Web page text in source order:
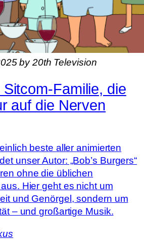
by 20th Television
Familie, die
auf die Nerven
beste aller animierten
unser Autor: „Bob’s Burgers“
ohne die üblichen
Hier geht es nicht um
und Genörgel, sondern um
– und großartige Musik.